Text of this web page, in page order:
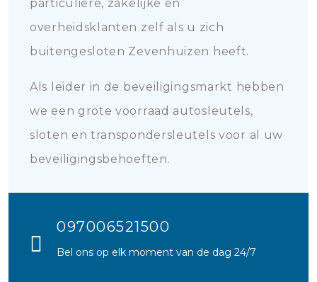
particuliere, zakelijke en
overheidsklanten zelf als u zich
buitengesloten Zevenhuizen heeft.
Als leider in de beveiligingsmarkt hebben
we een grote voorraad autosleutels,
sloten en transpondersleutels voor al uw
beveiligingsbehoeften.
097006521500
Bel ons op elk moment van de dag 24/7